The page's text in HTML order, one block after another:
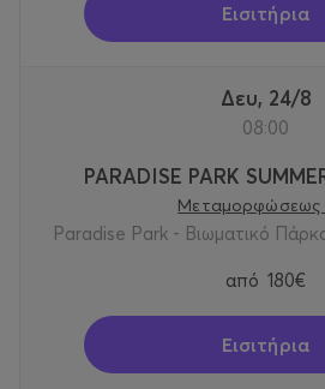
Εισιτήρια
Δευ, 24/8
08:00
PARADISE PARK
Μεταμορφώσεως
Paradise Park - Βιωματικό
από 180€
Εισιτήρια